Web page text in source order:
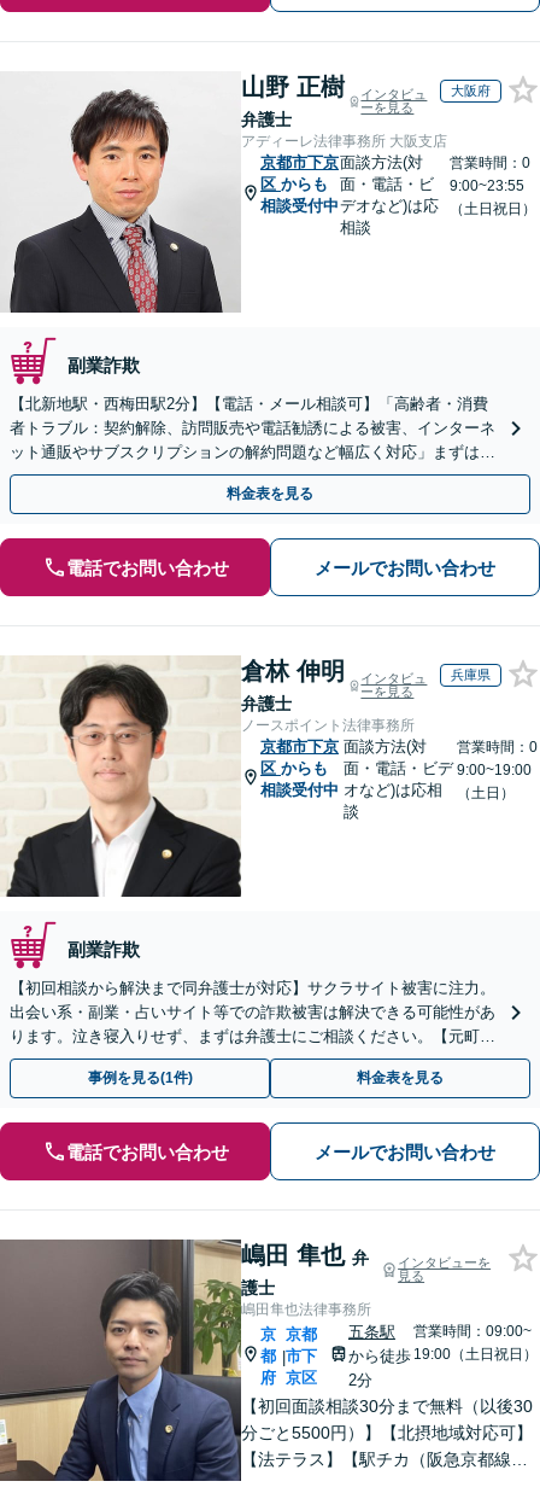
山野 正樹
弁護士
インタビュ
ーを見る
大阪府
アディーレ法律事務所 大阪支店
京都市下京
区 からも
相談受付中
面談方法(対
面・電話・ビ
デオなど)は応
相談
営業時間：0
9:00~23:55
（土日祝日）
副業詐欺
【北新地駅・西梅田駅2分】【電話・メール相談可】「高齢者・消費
者トラブル：契約解除、訪問販売や電話勧誘による被害、インターネ
ット通販やサブスクリプションの解約問題など幅広く対応」まずは一
度ご相談ください【休日・夜間相談可】
料金表を見る
電話でお問い合わせ メールでお問い合わせ
倉林 伸明
弁護士
インタビュ
ーを見る
兵庫県
ノースポイント法律事務所
京都市下京
区 からも
相談受付中
面談方法(対
面・電話・ビデ
オなど)は応相
談
営業時間：0
9:00~19:00
（土日）
副業詐欺
【初回相談から解決まで同弁護士が対応】サクラサイト被害に注力。
出会い系・副業・占いサイト等での詐欺被害は解決できる可能性があ
ります。泣き寝入りせず、まずは弁護士にご相談ください。【元町駅
1分・土日夜間の相談歓迎】
事例を見る(1件) 料金表を見る
電話でお問い合わせ メールでお問い合わせ
嶋田 隼也 弁
護士
インタビューを
見る
嶋田隼也法律事務所
京
都
府
|
京都
市下
京区
五条駅
から徒歩
2分
営業時間：09:00~
19:00（土日祝日）
【初回面談相談30分まで無料（以後30
分ごと5500円）】【北摂地域対応可】
【法テラス】【駅チカ（阪急京都線烏